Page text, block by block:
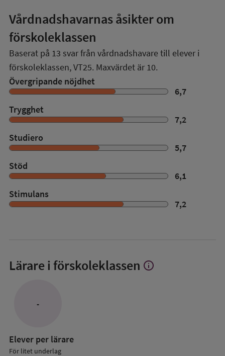
Vårdnadshavarnas åsikter om
förskoleklassen
Baserat på 13 svar från vårdnadshavare till elever i
förskoleklassen,VT25. Maxvärdet är 10.
Övergripande nöjdhet
6,7
Trygghet
7,2
Studiero
5,7
Stöd
6,1
Stimulans
7,2
Lärare i förskoleklassen Visa
info
-
Elever per lärare
För litet underlag